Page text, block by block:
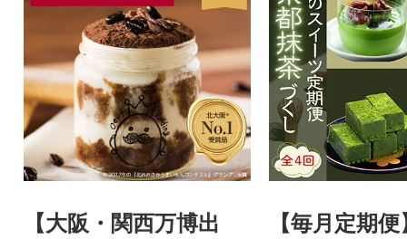
【大阪・関西万博出
【毎月定期